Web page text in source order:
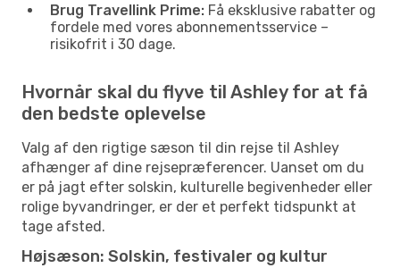
Brug Travellink Prime: Få eksklusive rabatter og
fordele med vores abonnementsservice –
risikofrit i 30 dage.
Hvornår skal du flyve til Ashley for at få
den bedste oplevelse
Valg af den rigtige sæson til din rejse til Ashley
afhænger af dine rejsepræferencer. Uanset om du
er på jagt efter solskin, kulturelle begivenheder eller
rolige byvandringer, er der et perfekt tidspunkt at
tage afsted.
Højsæson: Solskin, festivaler og kultur